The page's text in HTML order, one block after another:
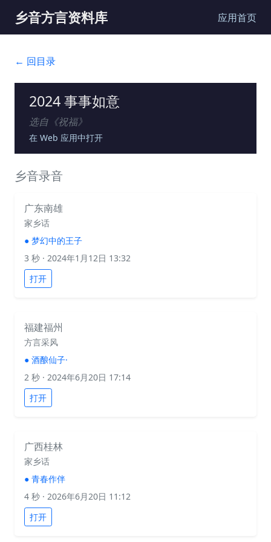
乡音方言资料库 应用首页
← 回目录
2024 事事如意
选自《祝福》
在 Web 应用中打开
乡音录音
广东南雄
家乡话
● 梦幻中的王子
3 秒 · 2024年1月12日 13:32
打开
福建福州
方言采风
● 酒酿仙子·
2 秒 · 2024年6月20日 17:14
打开
广西桂林
家乡话
● 青春作伴
4 秒 · 2026年6月20日 11:12
打开